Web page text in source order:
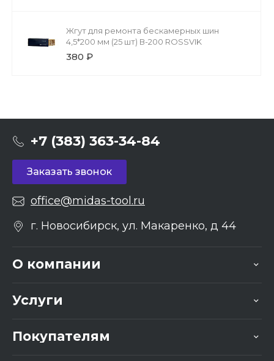
Жгут для ремонта бескамерных шин
4,5*200 мм (25 шт) В-200 ROSSVIK
380 ₽
+7 (383) 363-34-84
Заказать звонок
office@midas-tool.ru
г. Новосибирск, ул. Макаренко, д 44
О компании
Услуги
Покупателям